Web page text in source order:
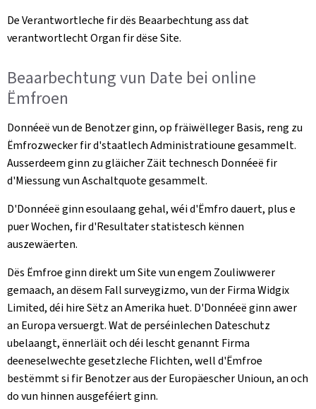
De Verantwortleche fir dës Beaarbechtung ass dat
verantwortlecht Organ fir dëse Site.
Beaarbechtung vun Date bei online
Ëmfroen
Donnéeë vun de Benotzer ginn, op fräiwëlleger Basis, reng zu
Ëmfrozwecker fir d'staatlech Administratioune gesammelt.
Ausserdeem ginn zu gläicher Zäit technesch Donnéeë fir
d'Miessung vun Aschaltquote gesammelt.
D'Donnéeë ginn esoulaang gehal, wéi d'Ëmfro dauert, plus e
puer Wochen, fir d'Resultater statistesch kënnen
auszewäerten.
Dës Ëmfroe ginn direkt um Site vun engem Zouliwwerer
gemaach, an dësem Fall surveygizmo, vun der Firma Widgix
Limited, déi hire Sëtz an Amerika huet. D'Donnéeë ginn awer
an Europa versuergt. Wat de perséinlechen Dateschutz
ubelaangt, ënnerläit och déi lescht genannt Firma
deeneselwechte gesetzleche Flichten, well d'Ëmfroe
bestëmmt si fir Benotzer aus der Europäescher Unioun, an och
do vun hinnen ausgeféiert ginn.